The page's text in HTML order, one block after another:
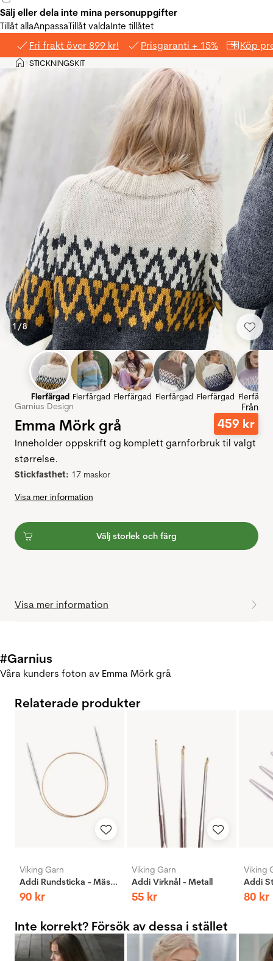
Sälj eller dela inte mina personuppgifter
Tillåt allaAnpassaTillåt valdaInte tillåtet
Fri frakt över 899 kr! Prisgaranti + 15% Köp
Hem
>STICKNINGSKIT
1/8
Flerfärgad Flerfärgad Flerfärgad Flerfärgad Flerfärgad
Garnius Design
Emma Mörk grå
Från
459 kr
Inneholder oppskrift og komplett garnforbruk til valgt
størrelse.
Stickfasthet: 17 maskor
Visa mer information
Välj storlek och färg
Visa mer information
#Garnius
Våra kunders foton av Emma Mörk grå
Relaterade produkter
Viking Garn
Addi Rundsticka - Mässing
90 kr
Viking Garn
Addi Virknål - Metall
55 kr
Viking
80 kr
Inte korrekt? Försök av dessa i stället